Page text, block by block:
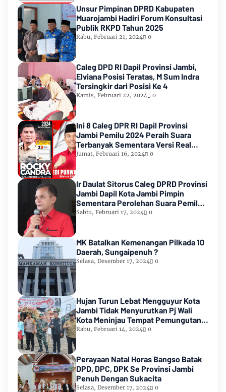
Unsur Pimpinan DPRD Kabupaten
Muarojambi Hadiri Forum Konsultasi
Publik RKPD Tahun 2025
Rabu, Februari 21, 2024 0
Caleg DPD RI Dapil Provinsi Jambi,
Elviana Posisi Teratas, M Sum Indra
Tersingkir dari Posisi Ke 4
Kamis, Februari 22, 2024 0
Ini 8 Caleg DPR RI Dapil Provinsi
Jambi Pemilu 2024 Peraih Suara
Terbanyak Sementara Versi Real
Count KPU RI
Jumat, Februari 16, 2024 0
Ir Daulat Sitorus Caleg DPRD Provinsi
Jambi Dapil Kota Jambi Pimpin
Sementara Perolehan Suara Pemilu
2024
Sabtu, Februari 17, 2024 0
MK Batalkan Kemenangan Pilkada 10
Daerah, Sungaipenuh ?
Selasa, Desember 17, 2024 0
Hujan Turun Lebat Mengguyur Kota
Jambi Tidak Menyurutkan Pj Wali
Kota Meninjau Tempat Pemungutan
Suara Pemilu 2024
Rabu, Februari 14, 2024 0
Perayaan Natal Horas Bangso Batak
DPD, DPC, DPK Se Provinsi Jambi
Penuh Dengan Sukacita
Selasa, Desember 17, 2024 0